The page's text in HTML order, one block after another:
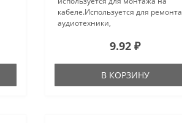
кабеле.Используется для ремонта
аудиотехники,
производства кабелей,
переходников...
9.92 ₽
В КОРЗИНУ